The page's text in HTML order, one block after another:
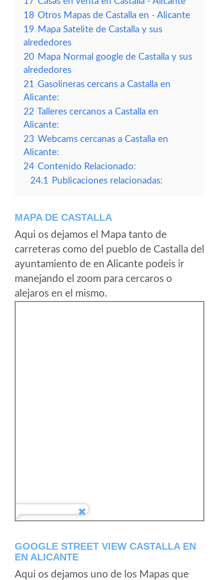
18 Otros Mapas de Castalla en - Alicante
19 Mapa Satelite de Castalla y sus
alrededores
20 Mapa Normal google de Castalla y sus
alrededores
21 Gasolineras cercans a Castalla en
Alicante:
22 Talleres cercanos a Castalla en
Alicante:
23 Webcams cercanas a Castalla en
Alicante:
24 Contenido Relacionado:
24.1 Publicaciones relacionadas:
MAPA DE CASTALLA
Aqui os dejamos el Mapa tanto de
carreteras como del pueblo de Castalla del
ayuntamiento de en Alicante podeis ir
manejando el zoom para cercaros o
alejaros en el mismo.
GOOGLE STREET VIEW CASTALLA EN
EN ALICANTE
Aqui os dejamos uno de los Mapas que